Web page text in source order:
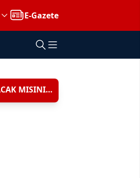
E-Gazete
İYİ PARTİLİ BURAK DALGIN'DAN KOMİSYON ÜYELERİNE: YOLDA KARŞILAŞTIĞINIZDA RAZI OLACAK MISINIZ?